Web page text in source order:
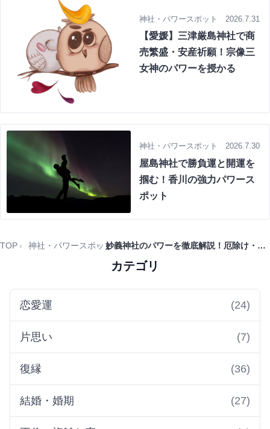
神社・パワースポット 2026.7.31
【愛媛】三津厳島神社で商
売繁盛・安産祈願！宗像三
女神のパワーを授かる
神社・パワースポット 2026.7.30
屋島神社で勝負運と開運を
掴む！香川の強力パワース
ポット
TOP 神社・パワースポット 妙義神社のパワーを徹底解説！厄除け・開運・商売繁盛を叶える群馬の古社
カテゴリ
恋愛運 (24)
片思い (7)
復縁 (36)
結婚・婚期 (27)